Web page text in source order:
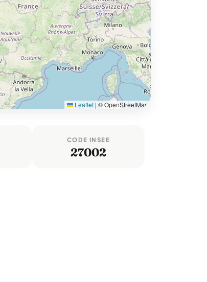
Leaflet | © OpenStreetMap
CODE INSEE
27002